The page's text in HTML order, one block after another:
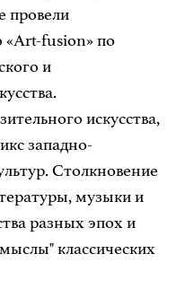
провели
«Art-fusion» по
и
искусства,
западно-
Столкновение
музыки и
разных эпох и
классических